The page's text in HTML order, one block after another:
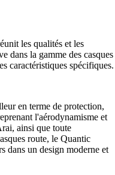
les qualités et les
dans la gamme des casques
caractéristiques spécifiques.
en terme de protection,
l'aérodynamisme et
ainsi que toute
route, le Quantic
dans un design moderne et